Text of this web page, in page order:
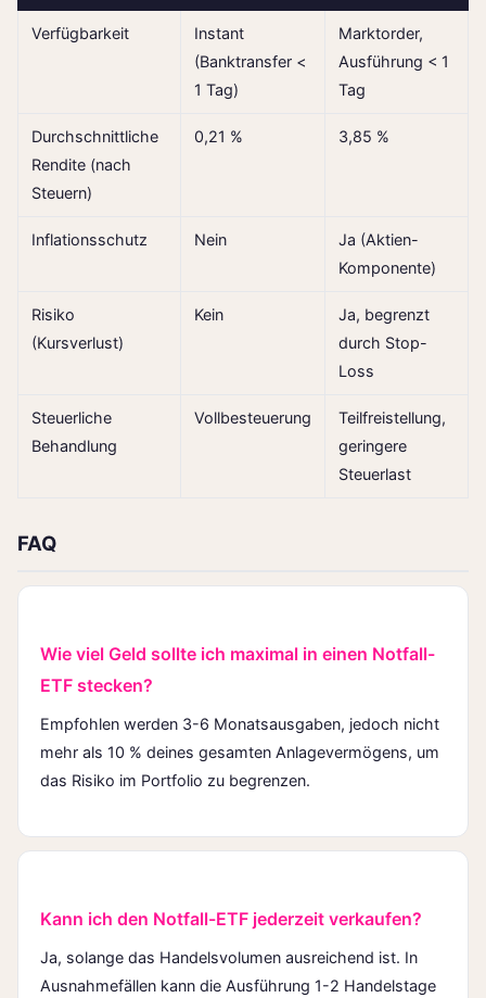
Verfügbarkeit
Instant
(Banktransfer <
1 Tag)
Marktorder,
Ausführung < 1
Tag
Durchschnittliche
Rendite (nach
Steuern)
0,21 % 3,85 %
Inflationsschutz Nein
Ja (Aktien-
Komponente)
Risiko
(Kursverlust)
Kein
Ja, begrenzt
durch Stop-
Loss
Steuerliche
Behandlung
Vollbesteuerung
Teilfreistellung,
geringere
Steuerlast
FAQ
Wie viel Geld sollte ich maximal in einen Notfall-
ETF stecken?
Empfohlen werden 3-6 Monatsausgaben, jedoch nicht
mehr als 10 % deines gesamten Anlagevermögens, um
das Risiko im Portfolio zu begrenzen.
Kann ich den Notfall-ETF jederzeit verkaufen?
Ja, solange das Handelsvolumen ausreichend ist. In
Ausnahmefällen kann die Ausführung 1-2 Handelstage